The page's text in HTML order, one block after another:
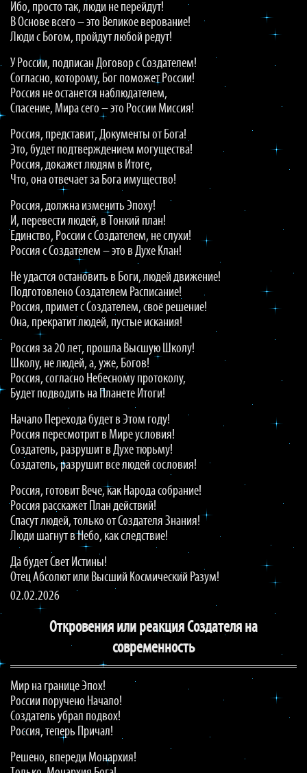
Ибо, просто так, люди не перейдут!
В Основе всего – это Великое верование!
Люди с Богом, пройдут любой редут!
У России, подписан Договор с Создателем!
Согласно, которому, Бог поможет России!
Россия не останется наблюдателем,
Спасение, Мира сего – это России Миссия!
Россия, представит, Документы от Бога!
Это, будет подтверждением могущества!
Россия, докажет людям в Итоге,
Что, она отвечает за Бога имущество!
Россия, должна изменить Эпоху!
И, перевести людей, в Тонкий план!
Единство, России с Создателем, не слухи!
Россия с Создателем – это в Духе Клан!
Не удастся остановить в Боги, людей движение!
Подготовлено Создателем Расписание!
Россия, примет с Создателем, своё решение!
Она, прекратит людей, пустые искания!
Россия за 20 лет, прошла Высшую Школу!
Школу, не людей, а, уже, Богов!
Россия, согласно Небесному протоколу,
Будет подводить на Планете Итоги!
Начало Перехода будет в Этом году!
Россия пересмотрит в Мире условия!
Создатель, разрушит в Духе тюрьму!
Создатель, разрушит все людей сословия!
Россия, готовит Вече, как Народа собрание!
Россия расскажет План действий!
Спасут людей, только от Создателя Знания!
Люди шагнут в Небо, как следствие!
Да будет Свет Истины!
Отец Абсолют или Высший Космический Разум!
02.02.2026
Откровения или реакция Создателя на
современность
Мир на границе Эпох!
России поручено Начало!
Создатель убрал подвох!
Россия, теперь Причал!
Решено, впереди Монархия!